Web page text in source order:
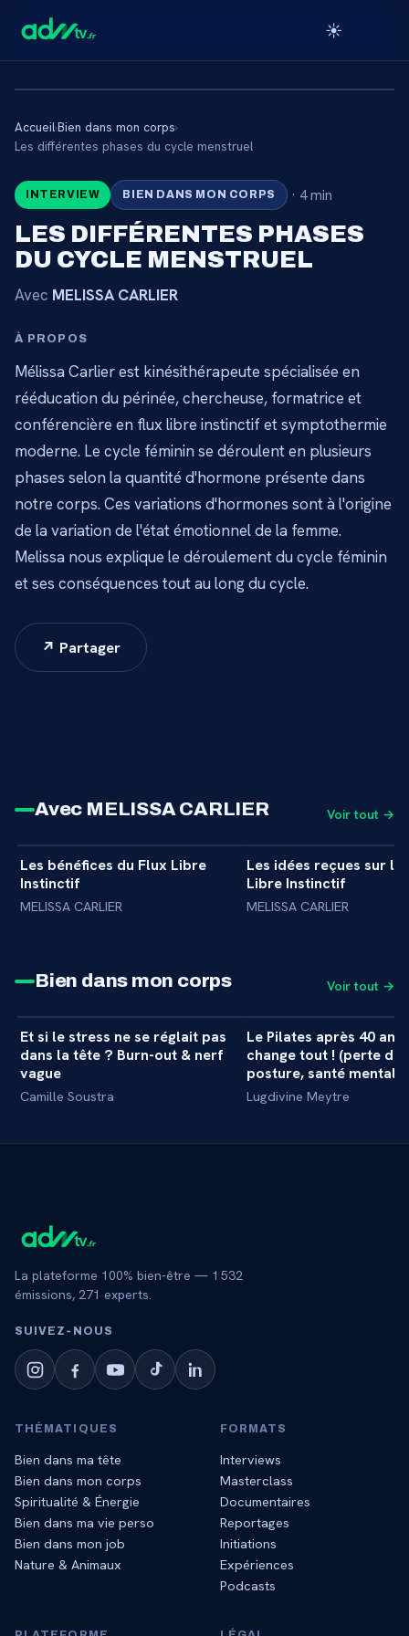
☀️
🔒
CONTENU RÉSERVÉ AUX
ABONNÉS
Connectez-vous via votre lien membre, ou
Accueil›Bien dans mon corps›
Les différentes phases du cycle menstruel
INTERVIEW BIEN DANS MON CORPS · 4 min
LES DIFFÉRENTES PHASES
DU CYCLE MENSTRUEL
Avec MELISSA CARLIER
À PROPOS
Mélissa Carlier est kinésithérapeute spécialisée en
rééducation du périnée, chercheuse, formatrice et
conférencière en flux libre instinctif et symptothermie
moderne. Le cycle féminin se déroulent en plusieurs
phases selon la quantité d'hormone présente dans
notre corps. Ces variations d'hormones sont à l'origine
de la variation de l'état émotionnel de la femme.
Melissa nous explique le déroulement du cycle féminin
et ses conséquences tout au long du cycle.
↗ Partager
Avec MELISSA CARLIER Voir tout →
INTERVIEW
Les bénéfices du Flux Libre
Instinctif
MELISSA CARLIER
INTERVIEW
Les idées reçues sur le
Libre Instinctif
MELISSA CARLIER
Bien dans mon corps Voir tout →
MASTERCLASS +
34 min
Et si le stress ne se réglait pas
dans la tête ? Burn-out & nerf
vague
Camille Soustra
MASTERCLASS
Le Pilates après 40 ans
change tout ! (perte de
posture, santé
Lugdivine Meytre
La plateforme 100% bien-être — 1 532
émissions, 271 experts.
SUIVEZ‑NOUS
THÉMATIQUES
Bien dans ma tête
Bien dans mon corps
Spiritualité & Énergie
Bien dans ma vie perso
Bien dans mon job
Nature & Animaux
FORMATS
Interviews
Masterclass
Documentaires
Reportages
Initiations
Expériences
Podcasts